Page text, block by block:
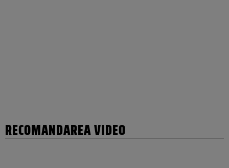
RECOMANDAREA VIDEO